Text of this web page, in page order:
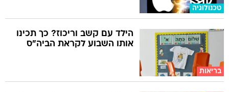
טכנולוגיה
בריאות
הילד עם קשב וריכוז? כך תכינו
אותו השבוע לקראת הביה"ס